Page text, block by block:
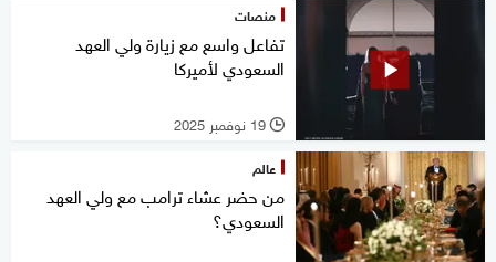
منصات
تفاعل واسع مع زيارة ولي العهد
السعودي لأميركا
l 19 نوفمبر 2025
عالم
من حضر عشاء ترامب مع ولي العهد
السعودي؟